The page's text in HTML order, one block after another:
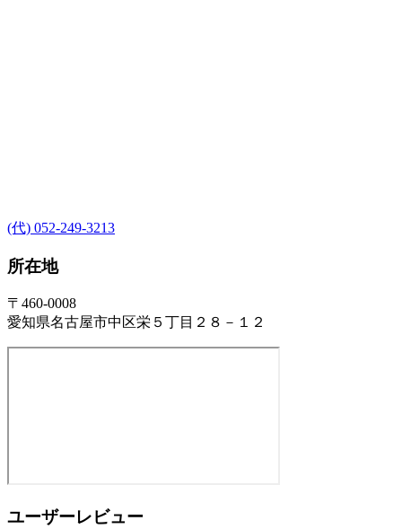
(代) 052-249-3213
所在地
〒460-0008
愛知県名古屋市中区栄５丁目２８－１２
ユーザーレビュー